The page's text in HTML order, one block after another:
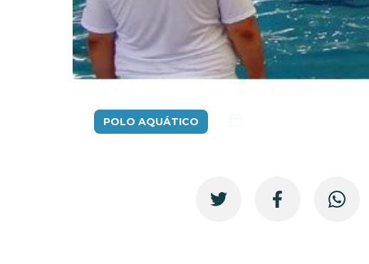
POLO AQUÁTICO